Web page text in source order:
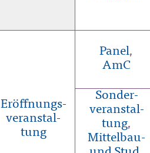
Eröff­nungs-
veranstal-
tung
Panel,
AmC
Sonder-
veranstal-
tung,
Mittelbau-